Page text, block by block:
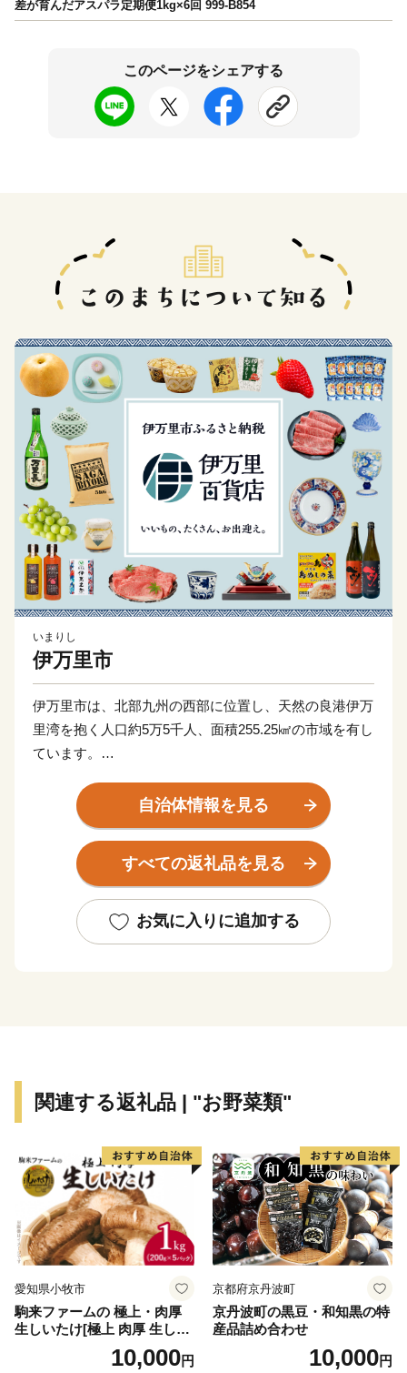
差が育んだアスパラ定期便1kg×6回 999-B854
このページをシェアする
いまりし
伊万里市
伊万里市は、北部九州の西部に位置し、天然の良港伊万
里湾を抱く人口約5万5千人、面積255.25㎢の市域を有し
ています。
古伊万里や石炭の積出港として栄え、「古伊万里文化」
の香りが漂う焼き物などを市内の随所で見ることができ
る風光明媚なまちです。
かく、とろけるほどの美味しさです。由緒ある枝肉共励
会で多くの賞に輝くなど、伊万里を代表する特産物で
自治体情報を見る
すべての返礼品を見る
お気に入りに追加する
関連する返礼品 | "お野菜類"
愛知県小牧市
駒来ファームの 極上・肉厚
生しいたけ[極上 肉厚 生しい
たけ 生シイタケ 生椎茸 安心
安全 国産 採れたて 新鮮 きの
10,000円
京都府京丹波町
京丹波町の黒豆・和知黒の特
産品詰め合わせ
10,000円